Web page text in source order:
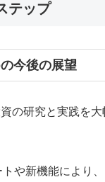
テップ
今後の展望
の研究と実践を
や新機能により